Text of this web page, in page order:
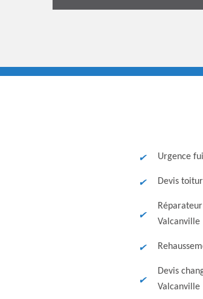
Urgence
Devis
Valcanville
Devis
Valcanville